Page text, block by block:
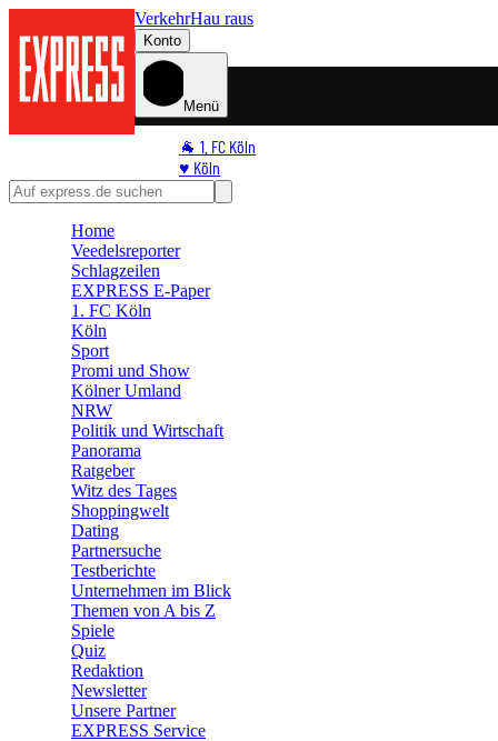
VerkehrHau raus
Konto
Menü
🐐 1. FC Köln
♥️ Köln
⭐ Promi
🛒 Shoppingwelt
Home
Veedelsreporter
Schlagzeilen
EXPRESS E-Paper
1. FC Köln
Köln
Sport
Promi und Show
Kölner Umland
NRW
Politik und Wirtschaft
Panorama
Ratgeber
Witz des Tages
Shoppingwelt
Dating
Partnersuche
Testberichte
Unternehmen im Blick
Themen von A bis Z
Spiele
Quiz
Redaktion
Newsletter
Unsere Partner
EXPRESS Service